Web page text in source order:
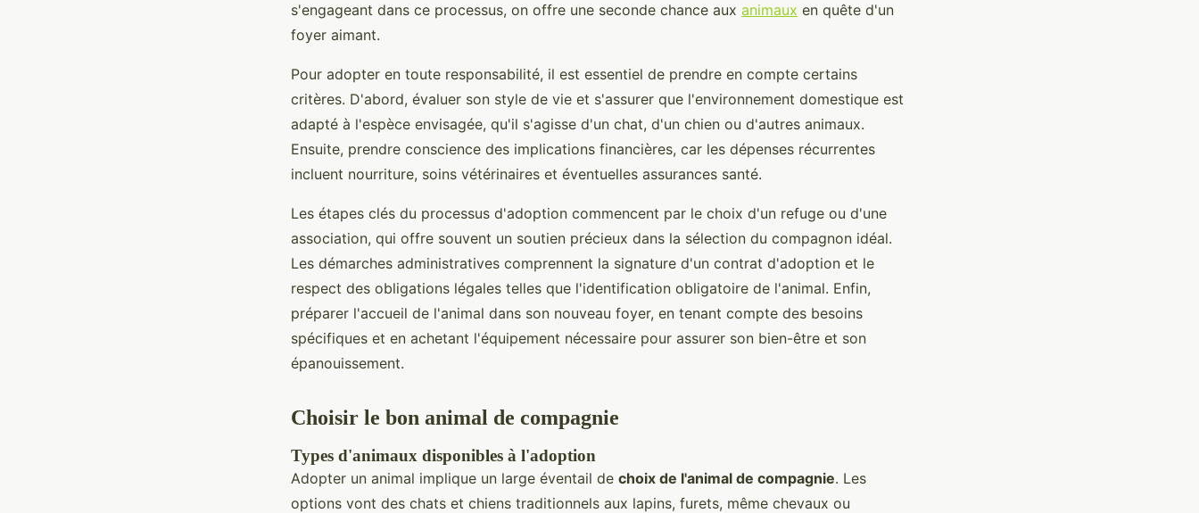
s'engageant dans ce processus, on offre une seconde chance aux animaux en quête d'un
foyer aimant.
Pour adopter en toute responsabilité, il est essentiel de prendre en compte certains
critères. D'abord, évaluer son style de vie et s'assurer que l'environnement domestique est
adapté à l'espèce envisagée, qu'il s'agisse d'un chat, d'un chien ou d'autres animaux.
Ensuite, prendre conscience des implications financières, car les dépenses récurrentes
incluent nourriture, soins vétérinaires et éventuelles assurances santé.
Les étapes clés du processus d'adoption commencent par le choix d'un refuge ou d'une
association, qui offre souvent un soutien précieux dans la sélection du compagnon idéal.
Les démarches administratives comprennent la signature d'un contrat d'adoption et le
respect des obligations légales telles que l'identification obligatoire de l'animal. Enfin,
préparer l'accueil de l'animal dans son nouveau foyer, en tenant compte des besoins
spécifiques et en achetant l'équipement nécessaire pour assurer son bien-être et son
épanouissement.
Choisir le bon animal de compagnie
Types d'animaux disponibles à l'adoption
Adopter un animal implique un large éventail de choix de l'animal de compagnie. Les
options vont des chats et chiens traditionnels aux lapins, furets, même chevaux ou